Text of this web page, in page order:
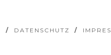
DATENSCHUTZ